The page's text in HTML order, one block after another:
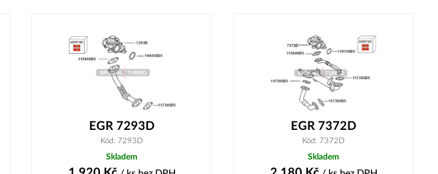
EGR 7293D
Kód: 7293D
Skladem
EGR 7372D
Kód: 7372D
Skladem